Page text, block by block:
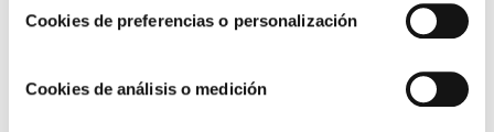
Cookies de preferencias o personalización
Cookies de análisis o medición
negocio más sostenible y responsable